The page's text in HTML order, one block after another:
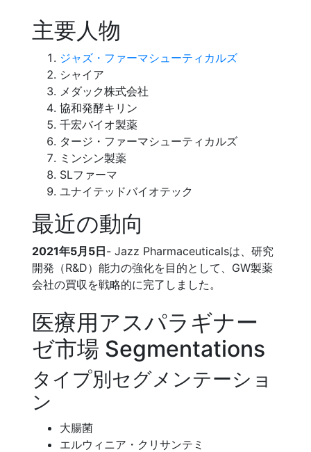
主要人物
ジャズ・ファーマシューティカルズ
シャイア
メダック株式会社
協和発酵キリン
千宏バイオ製薬
タージ・ファーマシューティカルズ
ミンシン製薬
SLファーマ
ユナイテッドバイオテック
最近の動向
2021年5月5日- Jazz Pharmaceuticalsは、研究
開発（R&D）能力の強化を目的として、GW製薬
会社の買収を戦略的に完了しました。
医療用アスパラギナー
ゼ市場 Segmentations
タイプ別セグメンテーショ
ン
大腸菌
エルウィニア・クリサンテミ